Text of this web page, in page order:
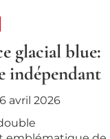
glacial blue:
indépendant
avril 2026